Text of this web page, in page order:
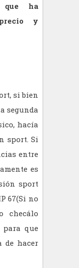
que ha
y
si bien
segunda
hacía
sport. Si
entre
es
sport
67(Si no
checálo
que
de hacer